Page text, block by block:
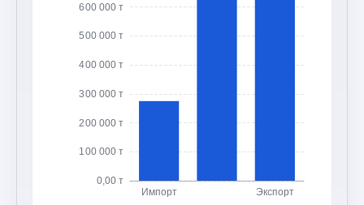
0,00 т
100 000 т
200 000 т
300 000 т
400 000 т
500 000 т
600 000 т
Импорт Экспорт